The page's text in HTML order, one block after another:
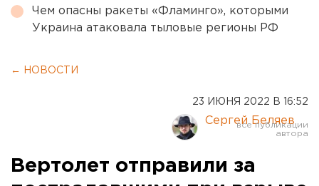
Чем опасны ракеты «Фламинго», которыми
Украина атаковала тыловые регионы РФ
← НОВОСТИ
23 ИЮНЯ 2022 В 16:52
Сергей Беляев
Вертолет отправили за